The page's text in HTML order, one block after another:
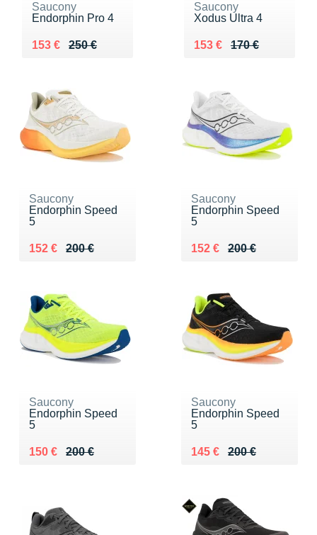
Saucony
Endorphin Pro 4
250 €
Au lieu de 250 €
153 €
Vendu 153 €
Saucony
Xodus Ultra 4
170 €
Au lieu de 170 €
153 €
Vendu 153 €
Saucony
Endorphin Speed
5
200 €
Au lieu de 200 €
152 €
Vendu 152 €
Saucony
Endorphin Speed
5
200 €
Au lieu de 200 €
152 €
Vendu 152 €
Saucony
Endorphin Speed
5
200 €
Au lieu de 200 €
150 €
Vendu 150 €
Saucony
Endorphin Speed
5
200 €
Au lieu de 200 €
145 €
Vendu 145 €